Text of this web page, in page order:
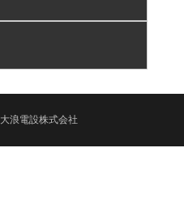
大浪電設株式会社